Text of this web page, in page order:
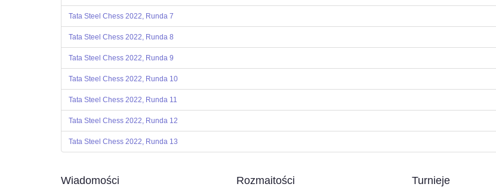
Tata Steel Chess 2022, Runda 7
Tata Steel Chess 2022, Runda 8
Tata Steel Chess 2022, Runda 9
Tata Steel Chess 2022, Runda 10
Tata Steel Chess 2022, Runda 11
Tata Steel Chess 2022, Runda 12
Tata Steel Chess 2022, Runda 13
Wiadomości Rozmaitości Turnieje